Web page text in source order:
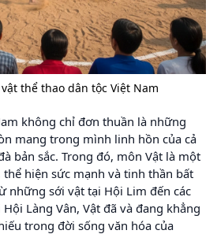
thể thao dân tộc Việt Nam
không chỉ đơn thuần là những
mang trong mình linh hồn của cả
bản sắc. Trong đó, môn Vật là một
hiện sức mạnh và tinh thần bất
những sới vật tại Hội Lim đến các
Làng Vân, Vật đã và đang khẳng
trong đời sống văn hóa của